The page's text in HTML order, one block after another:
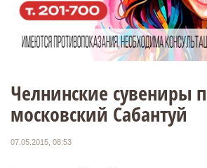
Челнинские сувениры
московский Сабантуй
07.05.2015, 08:53